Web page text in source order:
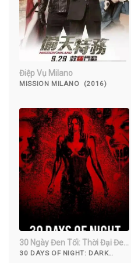
Điệp Vụ Milano
MISSION MILANO (2016)
30 Ngày Đen Tối: Thời Đại Đen
Tối
30 DAYS OF NIGHT: DARK